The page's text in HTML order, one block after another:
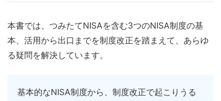
本書では、つみたてNISAを含む3つのNISA制度の基
本、活用から出口までを制度改正を踏まえて、あらゆ
る疑問を解決しています。
基本的なNISA制度から、制度改正で起こりうる